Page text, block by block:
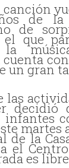
de
de
que
un gran
las
decidió
martes
de la
el
es